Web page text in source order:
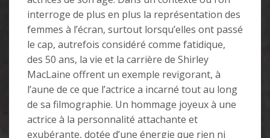
interroge de plus en plus la représentation des
femmes à l’écran, surtout lorsqu’elles ont passé
le cap, autrefois considéré comme fatidique,
des 50 ans, la vie et la carrière de Shirley
MacLaine offrent un exemple revigorant, à
l’aune de ce que l’actrice a incarné tout au long
de sa filmographie. Un hommage joyeux à une
actrice à la personnalité attachante et
exubérante, dotée d’une énergie que rien ni